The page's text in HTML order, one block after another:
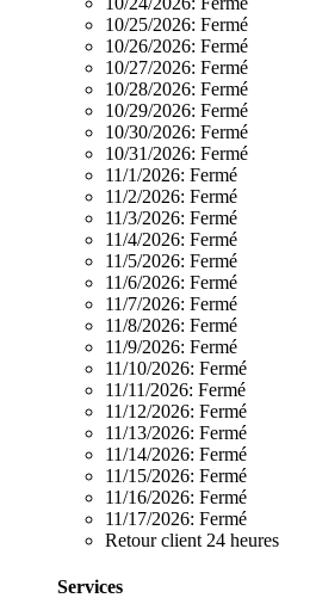
10/25/2026: Fermé
10/26/2026: Fermé
10/27/2026: Fermé
10/28/2026: Fermé
10/29/2026: Fermé
10/30/2026: Fermé
10/31/2026: Fermé
11/1/2026: Fermé
11/2/2026: Fermé
11/3/2026: Fermé
11/4/2026: Fermé
11/5/2026: Fermé
11/6/2026: Fermé
11/7/2026: Fermé
11/8/2026: Fermé
11/9/2026: Fermé
11/10/2026: Fermé
11/11/2026: Fermé
11/12/2026: Fermé
11/13/2026: Fermé
11/14/2026: Fermé
11/15/2026: Fermé
11/16/2026: Fermé
11/17/2026: Fermé
Retour client 24 heures
Services